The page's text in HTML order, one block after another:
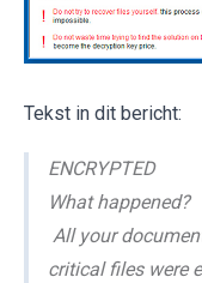
Tekst in dit bericht:
ENCRYPTED
What happened?
All your
critical files were